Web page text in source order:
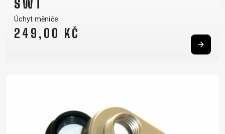
SWT
Úchyt měniče
249,00 KČ